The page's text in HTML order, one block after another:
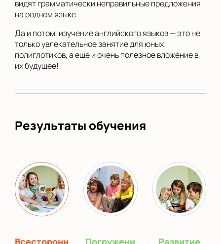
видят грамматически неправильные предложения
на родном языке.
Да и потом, изучение английского языков — это не
только увлекательное занятие для юных
полиглотиков, а еще и очень полезное вложение в
их будущее!
Результаты обучения
Всесторонн
Погружени
Развитие